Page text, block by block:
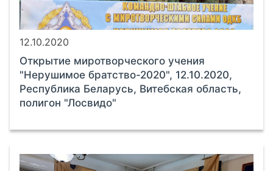
12.10.2020
Открытие миротворческого учения
"Нерушимое братство-2020", 12.10.2020,
Республика Беларусь, Витебская область,
полигон "Лосвидо"